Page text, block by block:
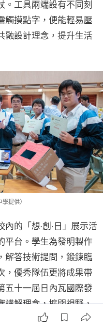
。工具兩端設有不同刻
觸摸點字，便能輕易壓
融設計理念，提升生活
提供）
的「想‧創‧日」展示活
平台。學生為發明製作
解答技術提問，鍛鍊臨
，優秀隊伍更將成果帶
五十一屆日內瓦國際發
講解理念，擴闊視野，
Award。課程成功